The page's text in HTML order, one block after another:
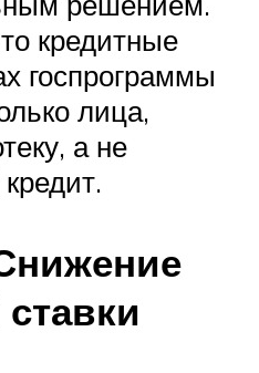
кредитные
госпрограммы
лица,
а не